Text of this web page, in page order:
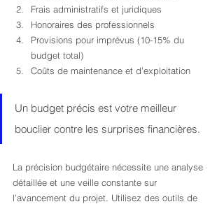
Frais administratifs et juridiques
Honoraires des professionnels
Provisions pour imprévus (10-15% du
budget total)
Coûts de maintenance et d’exploitation
Un budget précis est votre meilleur
bouclier contre les surprises financières.
La précision budgétaire nécessite une analyse
détaillée et une veille constante sur
l’avancement du projet. Utilisez des outils de